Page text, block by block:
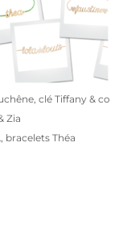
clé Tiffany & co
Zia
bracelets Théa